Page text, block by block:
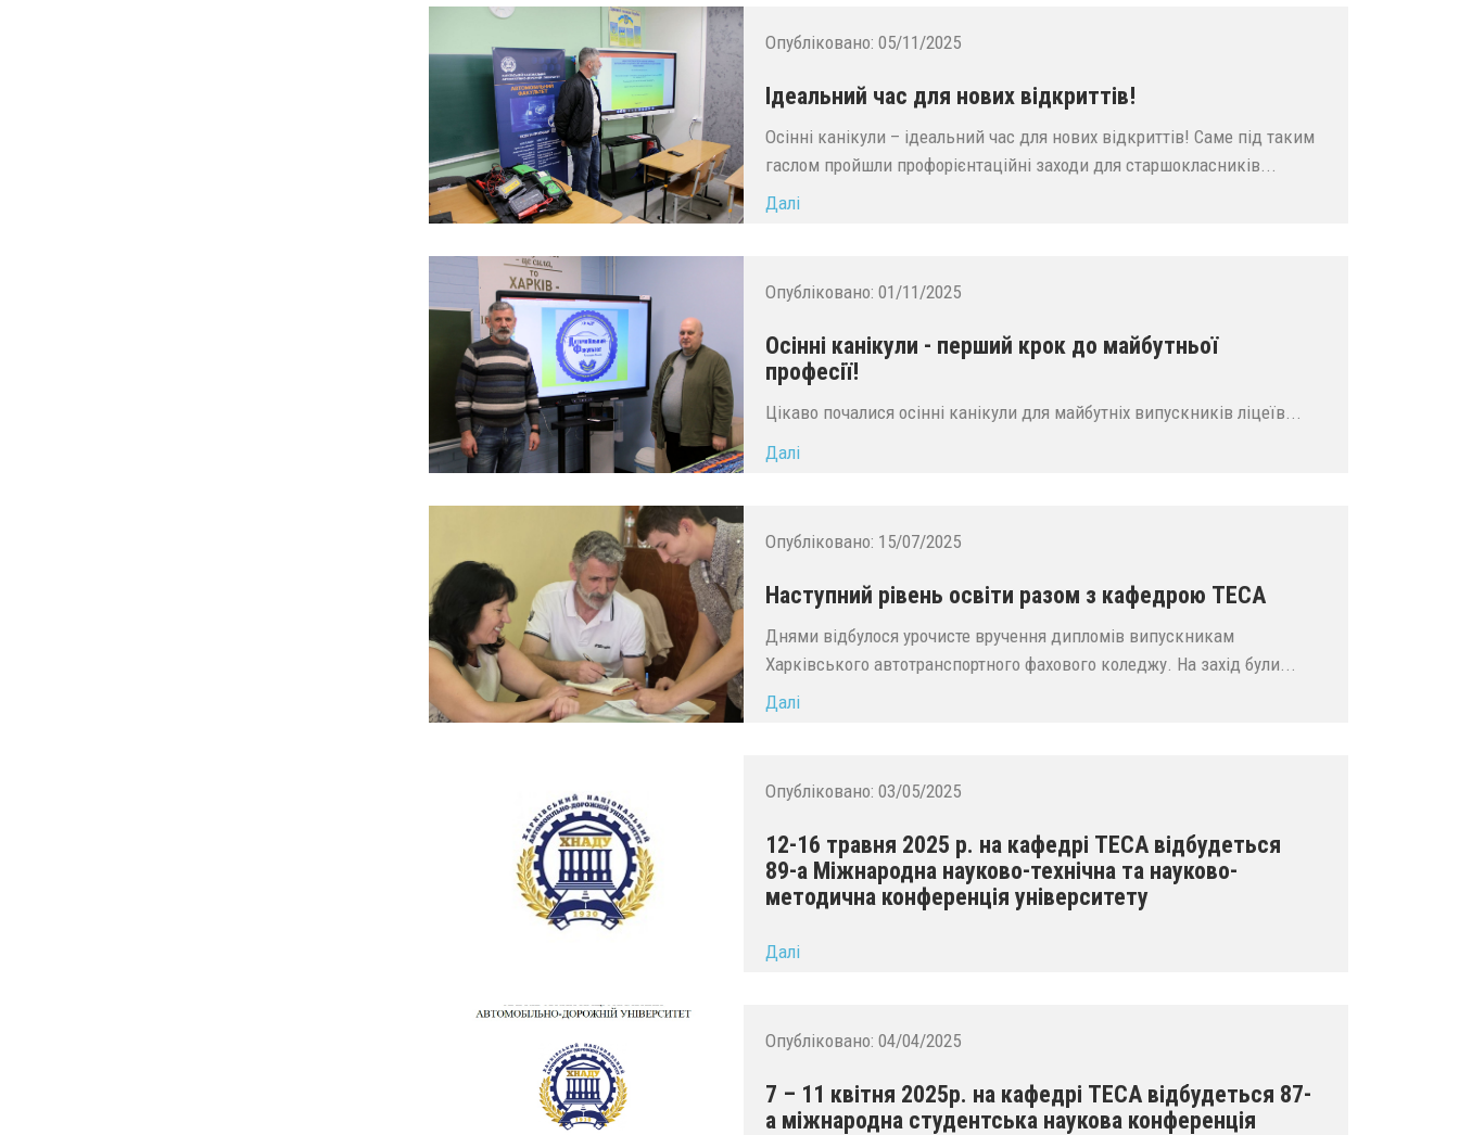
Опубліковано: 05/11/2025
Ідеальний час для нових відкриттів!
Осінні канікули – ідеальний час для нових відкриттів! Саме під таким
гаслом пройшли профорієнтаційні заходи для старшокласників...
Далі
Опубліковано: 01/11/2025
Осінні канікули - перший крок до майбутньої
професії!
Цікаво почалися осінні канікули для майбутніх випускників ліцеїв...
Далі
Опубліковано: 15/07/2025
Наступний рівень освіти разом з кафедрою ТЕСА
Днями відбулося урочисте вручення дипломів випускникам
Харківського автотранспортного фахового коледжу. На захід були...
Далі
Опубліковано: 03/05/2025
12-16 травня 2025 р. на кафедрі ТЕСА відбудеться
89-а Міжнародна науково-технічна та науково-
методична конференція університету
Далі
Опубліковано: 04/04/2025
7 – 11 квітня 2025р. на кафедрі ТЕСА відбудеться 87-
а міжнародна студентська наукова конференція